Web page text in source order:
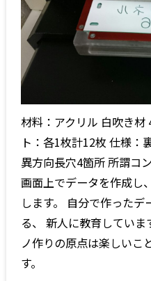
材料：アクリル 白吹き
ト：各1枚計12枚 仕様：
異方向長穴4箇所 所謂コ
画面上でデータを作成し
します。 自分で作った
る、 新人に教育してい
ノ作りの原点は楽しいこ
す。